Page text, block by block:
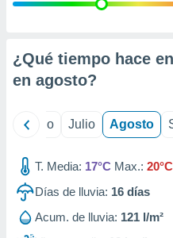
e
mediante
de
1199
¿Qué tiempo hace
en agosto?
Junio Julio Agosto
T. Media: 17°C Max.: 20°C
Días de lluvia: 16 días
Acum. de lluvia: 121 l/m²